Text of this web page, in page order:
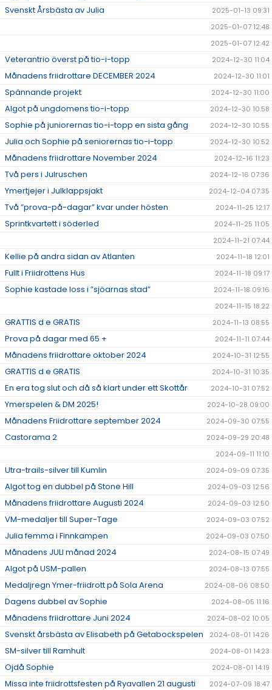
Svenskt Årsbästa av Julia
2025-01-13 09:31
2025-01-07 12:48
2025-01-07 12:42
Veterantrio överst på tio-i-topp 2024-12-30 11:04
Månadens friidrottare DECEMBER 2024 2024-12-30 11:01
Spännande projekt 2024-12-30 11:00
Algot på ungdomens tio-i-topp 2024-12-30 10:58
Sophie på juniorernas tio-i-topp en sista gång 2024-12-30 10:55
Julia och Sophie på seniorernas tio-i-topp 2024-12-30 10:52
Månadens friidrottare November 2024 2024-12-16 11:23
Två pers i Julruschen 2024-12-16 07:36
Ymertjejer i Julklappsjakt 2024-12-04 07:35
Två ”prova-på-dagar” kvar under hösten 2024-11-25 12:17
Sprintkvartett i söderled
2024-11-25 11:05
2024-11-21 07:44
Kellie på andra sidan av Atlanten 2024-11-18 12:01
Fullt i Friidrottens Hus 2024-11-18 09:17
Sophie kastade loss i ”sjöarnas stad”
2024-11-18 09:16
2024-11-15 18:22
GRATTIS d e GRATIS 2024-11-13 08:55
Prova på dagar med 65 + 2024-11-11 07:44
Månadens friidrottare oktober 2024 2024-10-31 12:55
GRATTIS d e GRATIS 2024-10-31 10:35
En era tog slut och då så klart under ett Skottår 2024-10-31 07:52
Ymerspelen & DM 2025! 2024-10-28 09:00
Månadens Friidrottare september 2024 2024-09-30 07:55
Castorama 2
2024-09-29 20:48
2024-09-11 11:10
Utra-trails-silver till Kumlin 2024-09-09 07:35
Algot tog en dubbel på Stone Hill 2024-09-03 12:56
Månadens friidrottare Augusti 2024 2024-09-03 12:50
VM-medaljer till Super-Tage 2024-09-03 07:52
Julia femma i Finnkampen 2024-09-03 07:50
Månadens JULI månad 2024 2024-08-15 07:49
Algot på USM-pallen 2024-08-13 07:55
Medaljregn Ymer-friidrott på Sola Arena 2024-08-06 08:50
Dagens dubbel av Sophie 2024-08-05 11:16
Månadens friidrottare Juni 2024 2024-08-02 10:05
Svenskt årsbästa av Elisabeth på Getabockspelen 2024-08-01 14:26
SM-silver till Ramhult 2024-08-01 14:23
Ojdå Sophie 2024-08-01 14:19
Missa inte friidrottsfesten på Ryavallen 21 augusti 2024-07-09 18:47